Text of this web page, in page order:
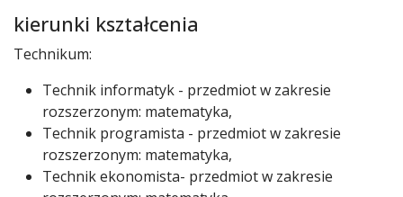
kierunki kształcenia
Technikum:
Technik informatyk - przedmiot w zakresie
rozszerzonym: matematyka,
Technik programista - przedmiot w zakresie
rozszerzonym: matematyka,
Technik ekonomista- przedmiot w zakresie